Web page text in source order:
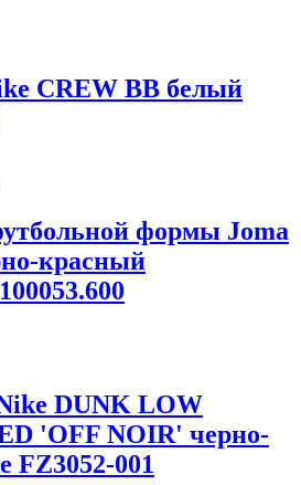
CREW BB белый
формы Joma
красный
DUNK LOW
'OFF NOIR' черно-
FZ3052-001